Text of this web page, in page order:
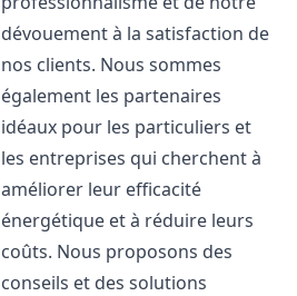
dévouement à la satisfaction de
nos clients. Nous sommes
également les partenaires
idéaux pour les particuliers et
les entreprises qui cherchent à
améliorer leur efficacité
énergétique et à réduire leurs
coûts. Nous proposons des
conseils et des solutions